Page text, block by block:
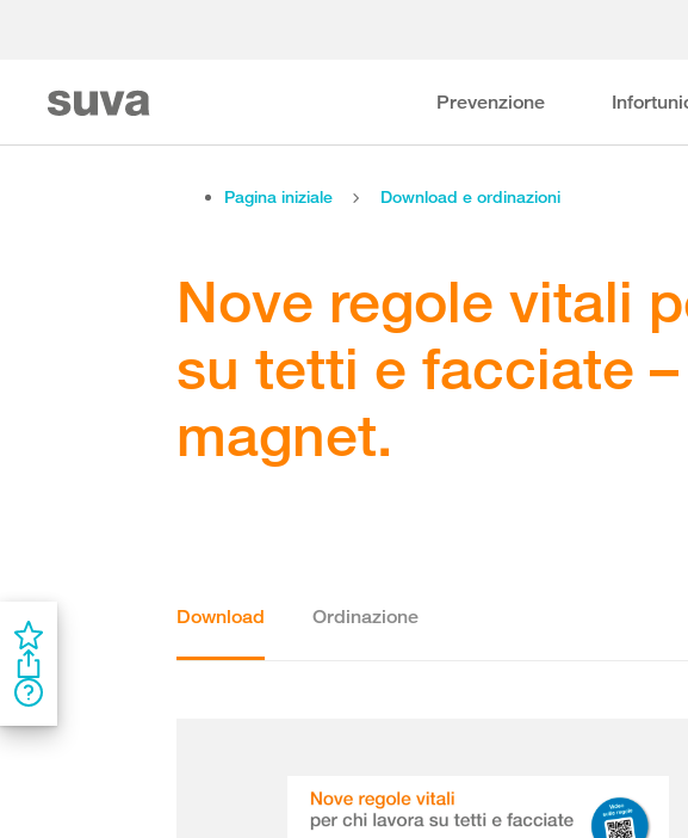
Prevenzione
Pagina iniziale Download e ordinazioni
Nove regole vitali
su tetti e facciate
magnet.
Download Ordinazione